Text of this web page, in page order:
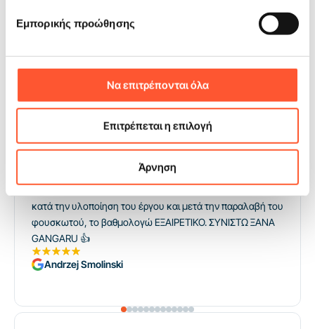
Εμπορικής προώθησης
Να επιτρέπονται όλα
Επιτρέπεται η επιλογή
Άρνηση
Οι πελάτες μας δίνουν βαθμολογία 5!
Έψαχνα εδώ και καιρό μια εταιρεία από την οποία θα
ήθελα να αγοράσω ένα φουσκωτό και το βρήκα. Μετά την
πρώτη μου σεζόν χρήσης του φουσκωτού, ξέρω ότι δεν
θα είναι το τελευταίο φουσκωτό που αγοράζω από την
GanGar. Και οι πελάτες που νοίκιασαν τη διαφάνειά μας
περαιτέρω ημερομηνίες για την επόμενη χρονιά 😁 Και
κατά την υλοποίηση του έργου και μετά την παραλαβή του
φουσκωτού, το βαθμολογώ ΕΞΑΙΡΕΤΙΚΟ. ΣΥΝΙΣΤΩ ΞΑΝΑ
GANGARU 👍
Andrzej Smolinski